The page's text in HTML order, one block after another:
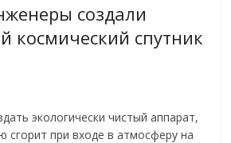
создали
космический спутник
экологически чистый аппарат,
сгорит при входе в атмосферу на